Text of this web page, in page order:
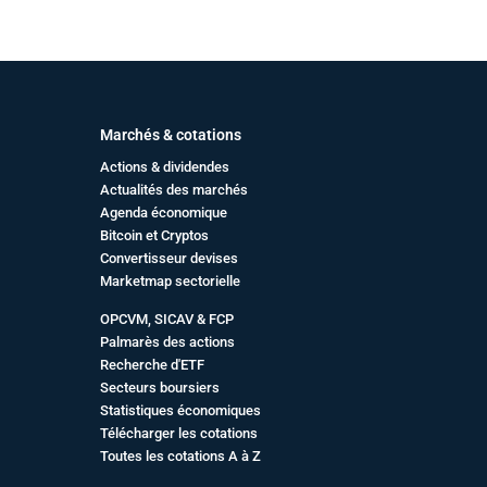
Marchés & cotations
Actions & dividendes
Actualités des marchés
Agenda économique
Bitcoin et Cryptos
Convertisseur devises
Marketmap sectorielle
OPCVM, SICAV & FCP
Palmarès des actions
Recherche d'ETF
Secteurs boursiers
Statistiques économiques
Télécharger les cotations
Toutes les cotations A à Z